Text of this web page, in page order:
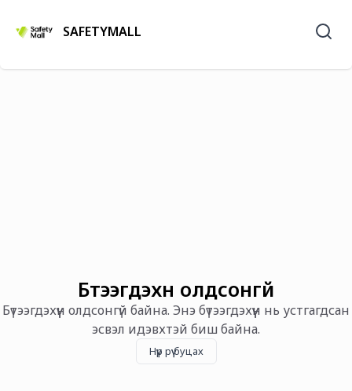
SAFETYMALL
Бүтээгдэхүүн олдсонгүй
Бүтээгдэхүүн олдсонгүй байна. Энэ бүтээгдэхүүн нь устгагдсан
эсвэл идэвхтэй биш байна.
Нүүр рүү буцах